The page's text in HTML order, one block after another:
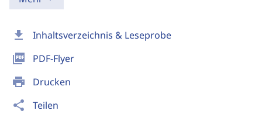
download Inhaltsverzeichnis & Leseprobe
picture_as_pdf PDF-Flyer
print Drucken
share Teilen